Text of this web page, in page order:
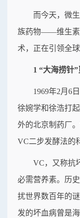
而今天，微
族药物——维生素
术，正在引领全
1 “大海捞针
1969年2月6
徐婉学和徐浩打
外的北京制药厂
VC二步发酵法的
VC，又称抗
必需营养素。历
扰世界数百年的
发的坏血病曾是